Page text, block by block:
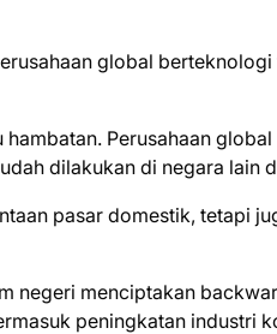
global
Perusahaan
dilakukan di negara lain
pasar domestik, tetapi
negeri menciptakan
peningkatan industri